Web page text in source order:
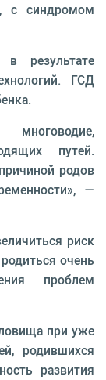
с синдромом
результате
ГСД
путей.
родов
—
риск
очень
проблем
при уже
родившихся
развития